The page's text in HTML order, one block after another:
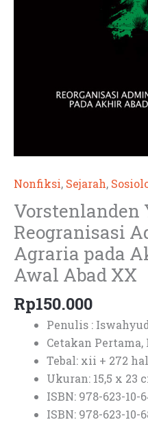
Nonfiksi, Sejarah,
Vorstenlanden
Reogranisasi
Agraria pada
Awal Abad XX
Rp150.000
Penulis :
Cetakan Pertama,
Tebal: xii + 272
Ukuran: 15,5 x 23
ISBN: 978-623-10-
ISBN: 978-623-